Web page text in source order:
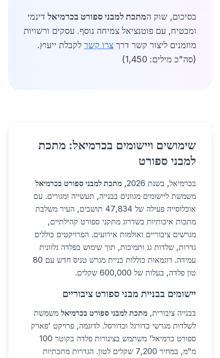
בסיכום, שוק המתכת למבני ספורט בכרמיאלדינמי
ומבטיח, עם פוטנציאל צמיחה נוסף. עסקים ורשויות
מוזמנים ליצור קשר דרך צרו קשר לקבלת ייעוץ.
(סה"כ מילים: 1,450)
שימושים ויישומים בכרמיאל: מתכת
למבני ספורט
בכרמיאל, בשנת 2026,
מתכת למבני ספורט בכרמיאל
משמשת ליישומים מגוונים בבנייה, תעשייה ומגורים. עם
אוכלוסייה פעילה של 47,834 תושבים, העיר משלבת
מתכות איכותיות בשדרוג מתקני ספורט קהילתיים,
מגרשים ציבוריים ואולמות אירועים. הפרויקטים כוללים
גדרות, שלדות גג ותמיכות, תוך שימוש בפלדה גלוונית
עמידה. דוגמאות כוללות בניית מגרש טניס חדש עם 80
טון פלדה, בעלות של 600,000 שקלים.
יישומים בבניית מבני ספורט ציבוריים
בבנייה ציבורית, מתכת למבני ספורט בכרמיאל משמשת
לשלדות מגרשי כדורגל וכדורסל. לדוגמה, פרויקט 'פארק
ספורט כרמיאל' משתמש בצינורות פלדה בקוטר 100
מ"מ, במחיר 7,200 שקלים לטון. הגדרות מתכתיות